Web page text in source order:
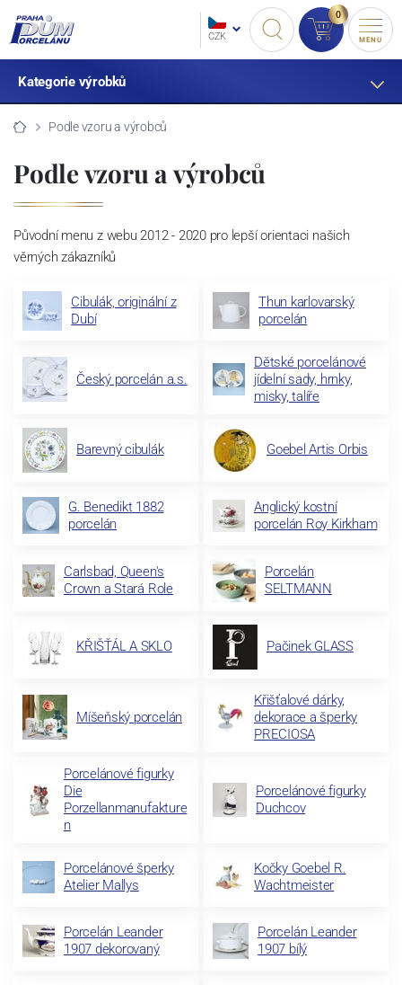
CZK
0
MENU
Kategorie výrobků
Podle vzoru a výrobců
Podle vzoru a výrobců
Původní menu z webu 2012 - 2020 pro lepší orientaci našich
věrných zákazníků
Cibulák, originální z
Dubí
Thun karlovarský
porcelán
Český porcelán a.s.
Dětské porcelánové
jídelní sady, hrnky,
misky, talíře
Barevný cibulák Goebel Artis Orbis
G. Benedikt 1882
porcelán
Anglický kostní
porcelán Roy Kirkham
Carlsbad, Queen's
Crown a Stará Role
Porcelán
SELTMANN
KŘIŠŤÁL A SKLO Pačinek GLASS
Míšeňský porcelán
Křišťalové dárky,
dekorace a šperky
PRECIOSA
Porcelánové figurky
Die
Porzellanmanufakture
n
Porcelánové figurky
Duchcov
Porcelánové šperky
Atelier Mallys
Kočky Goebel R.
Wachtmeister
Porcelán Leander
1907 dekorovaný
Porcelán Leander
1907 bílý